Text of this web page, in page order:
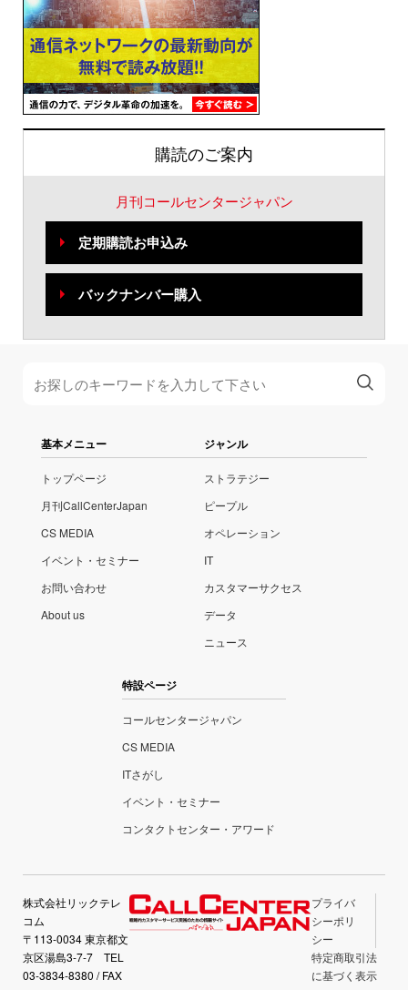
購読のご案内
月刊コールセンタージャパン
定期購読お申込み
バックナンバー購入
基本メニュー
トップページ
月刊CallCenterJapan
CS MEDIA
イベント・セミナー
お問い合わせ
About us
ジャンル
ストラテジー
ピープル
オペレーション
IT
カスタマーサクセス
データ
ニュース
特設ページ
コールセンタージャパン
CS MEDIA
ITさがし
イベント・セミナー
コンタクトセンター・アワード
株式会社リックテレ
コム
〒113-0034 東京都文
京区湯島3-7-7 TEL
03-3834-8380 / FAX
プライバ
シーポリ
シー
特定商取引法
に基づく表示